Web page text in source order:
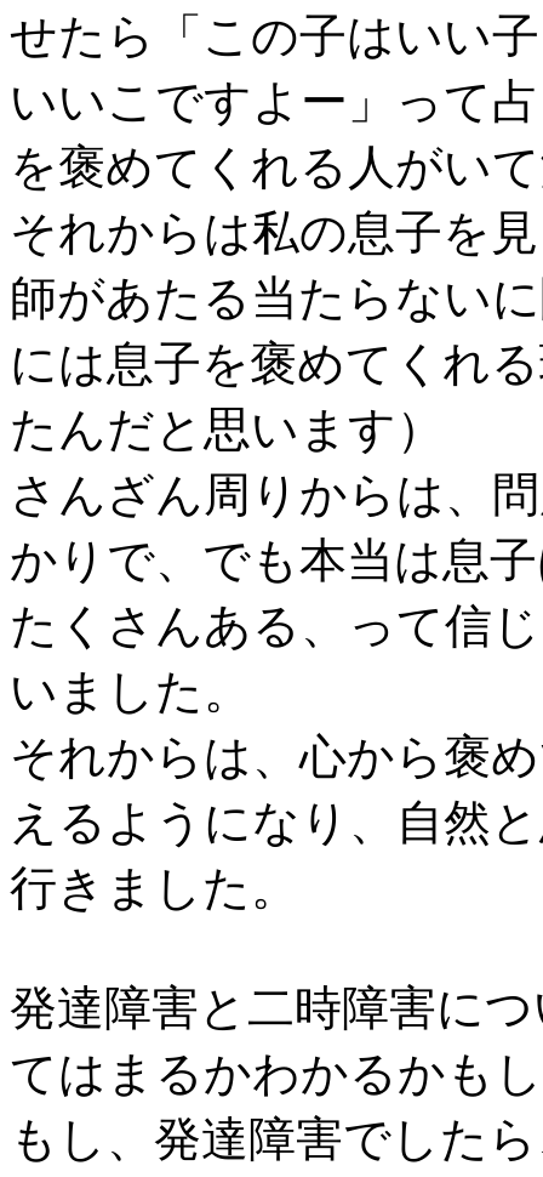
せたら「この子はいい
いいこですよー」って
を褒めてくれる人がい
それからは私の息子を
師があたる当たらない
には息子を褒めてくれ
たんだと思います）
さんざん周りからは、
かりで、でも本当は息
たくさんある、って信
いました。
それからは、心から褒
えるようになり、自然
行きました。
発達障害と二時障害に
てはまるかわかるかも
もし、発達障害でした